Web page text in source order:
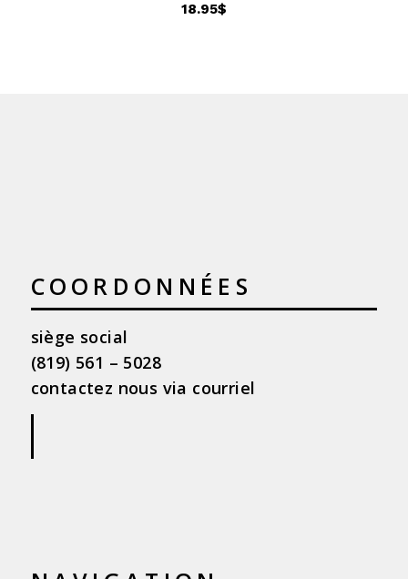
18.95$
COORDONNÉES
siège social
(819) 561 – 5028
contactez nous via courriel